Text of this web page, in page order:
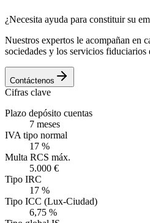
¿Necesita ayuda para constituir su
Nuestros expertos le acompañan en
sociedades y los servicios
Contáctenos
Cifras clave
Plazo depósito cuentas
7 meses
IVA tipo normal
17 %
Multa RCS máx.
5.000 €
Tipo IRC
17 %
Tipo ICC (Lux-Ciudad)
6,75 %